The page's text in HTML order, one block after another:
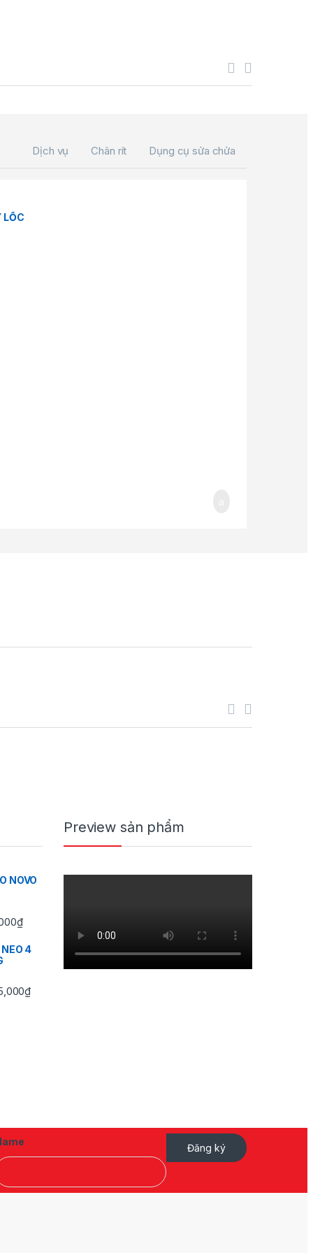
Dịch vụ Chân rít Dụng cụ sửa chửa
LỐC
NOVO
₫Khoảng giá: từ 350,000₫ đến 430,000₫
4
₫Khoảng giá: từ 745,000₫ đến 3,495,000₫
Preview sản phẩm
Đăng ký